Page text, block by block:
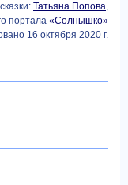
Татьяна Попова,
портала «Солнышко»
16 октября 2020 г.